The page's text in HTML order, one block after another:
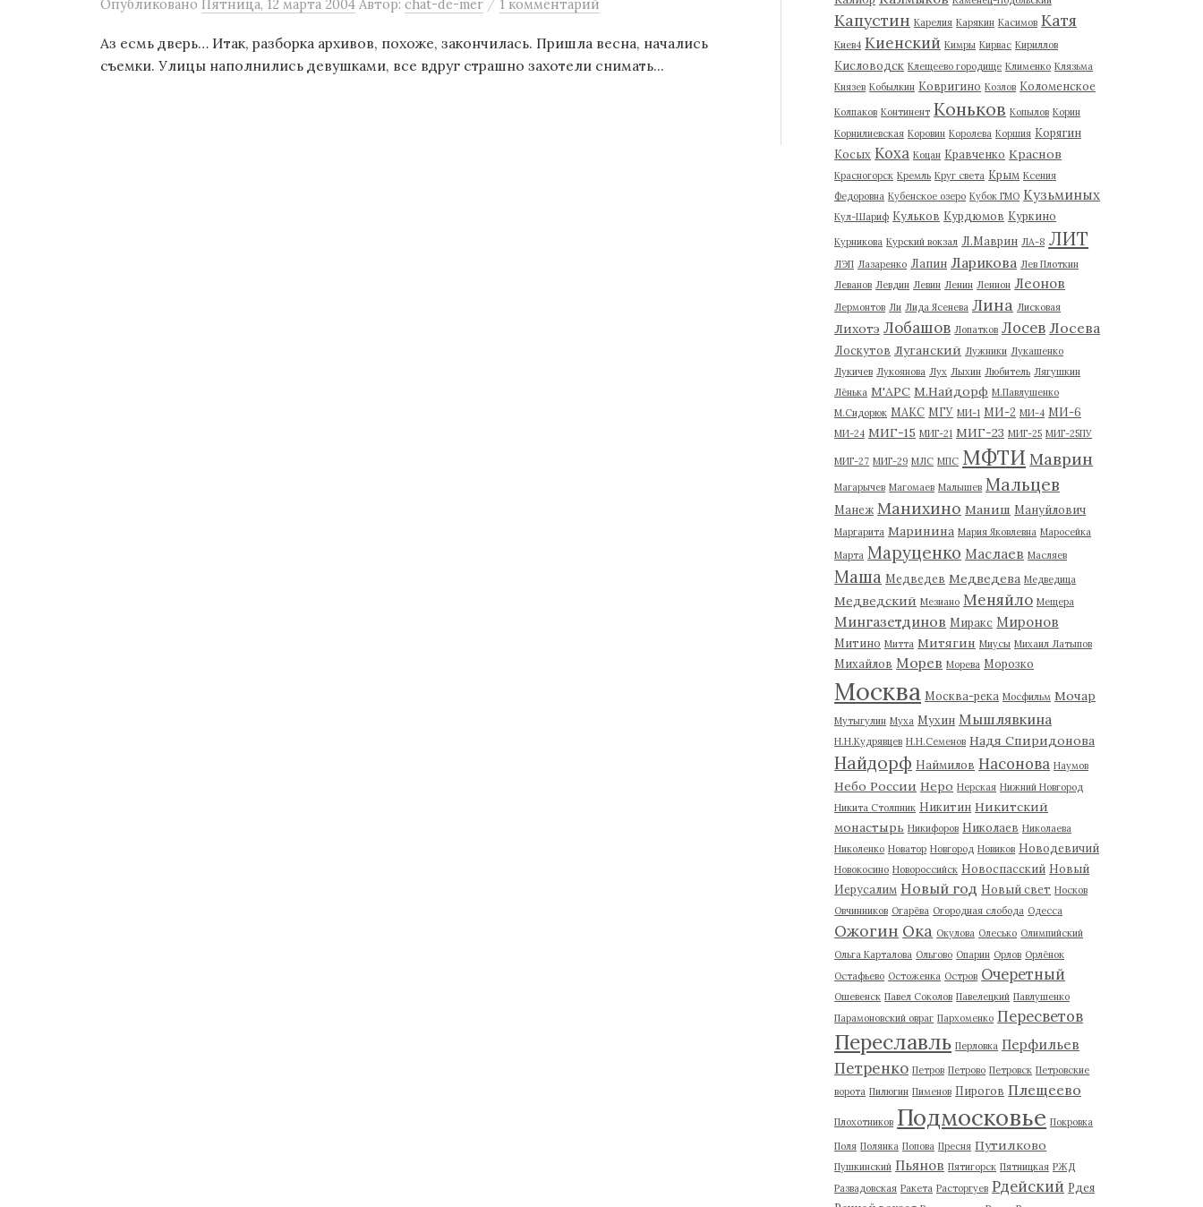
Опубликовано Пятница, 12 марта 2004 Автор: chat-de-mer 1 комментарий
Аз есмь дверь… Итак, разборка архивов, похоже, закончилась. Пришла весна, начались
съемки. Улицы наполнились девушками, все вдруг страшно захотели снимать...
Капустин Карелия Карякин Касимов Катя
Киев4 Киенский Кимры Кирвас Кириллов
Кисловодск Клещеево городище Клименко Клязьма
Князев Кобылкин Ковригино Козлов Коломенское
Колпаков Континент Коньков Копылов Корин
Корнилиевская Коровин Королева Коршия Корягин
Косых Коха Коцан Кравченко Краснов
Красногорск Кремль Круг света Крым Ксения
Федоровна Кубенское озеро Кубок ГМО Кузьминых
Кул-Шариф Кульков Курдюмов Куркино
Курникова Курский вокзал Л.Маврин ЛА-8 ЛИТ
ЛЭП Лазаренко Лапин Ларикова Лев Плоткин
Леванов Левдин Левин Ленин Леннон Леонов
Лермонтов Ли Лида Ясенева Лина Лисковая
Лихотэ Лобашов Лопатков Лосев Лосева
Лоскутов Луганский Лужники Лукашенко
Лукичев Лукоянова Лух Лыхин Любитель Лягушкин
Лёнька М'АРС М.Найдорф М.Павлушенко
М.Сидорюк МАКС МГУ МИ-1 МИ-2 МИ-4 МИ-6
МИ-24 МИГ-15 МИГ-21 МИГ-23 МИГ-25 МИГ-25ПУ
МИГ-27 МИГ-29 МЛС МПС МФТИ Маврин
Магарычев Магомаев Малышев Мальцев
Манеж Манихино Маниш Мануйлович
Маргарита Маринина Мария Яковлевна Маросейка
Марта Маруценко Маслаев Масляев
Маша Медведев Медведева Медведица
Медведский Мезиано Меняйло Мещера
Мингазетдинов Миракс Миронов
Митино Митта Митягин Миусы Михаил Латыпов
Михайлов Морев Морева Морозко
Москва Москва-река Мосфильм Мочар
Мутыгулин Муха Мухин Мышлявкина
Н.Н.Кудрявцев Н.Н.Семенов Надя Спиридонова
Найдорф Наймилов Насонова Наумов
Небо России Неро Нерская Нижний Новгород
Никита Столпник Никитин Никитский
монастырь Никифоров Николаев Николаева
Николенко Новатор Новгород Новиков Новодевичий
Новокосино Новороссийск Новоспасский Новый
Иерусалим Новый год Новый свет Носков
Овчинников Огарёва Огородная слобода Одесса
Ожогин Ока Окулова Олесько Олимпийский
Ольга Карталова Ольгово Опарин Орлов Орлёнок
Остафьево Остоженка Остров Очеретный
Ошевенск Павел Соколов Павелецкий Павлушенко
Парамоновский овраг Пархоменко Пересветов
Переславль Перловка Перфильев
Петренко Петров Петрово Петровск Петровские
ворота Пилюгин Пименов Пирогов Плещеево
Плохотников Подмосковье Покровка
Поля Полянка Попова Пресня Путилково
Пушкинский Пьянов Пятигорск Пятницкая РЖД
Развадовская Ракета Расторгуев Рдейский Рдея